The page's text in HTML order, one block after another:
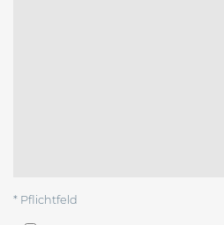
* Pflichtfeld